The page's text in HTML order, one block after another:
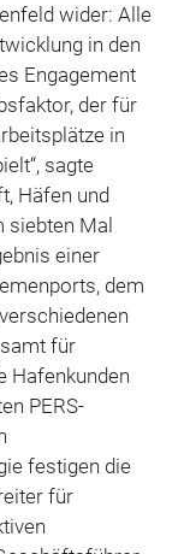
wider: Alle
in den
Engagement
der für
in
sagte
Häfen und
siebten Mal
einer
dem
für
Hafenkunden
PERS-
festigen die
für